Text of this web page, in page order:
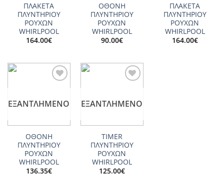
ΠΛΑΚΕΤΑ
ΠΛΥΝΤΗΡΙΟΥ
ΡΟΥΧΩΝ
WHIRLPOOL
164.00€
ΟΘΟΝΗ
ΠΛΥΝΤΗΡΙΟΥ
ΡΟΥΧΩΝ
WHIRLPOOL
90.00€
ΠΛΑΚΕΤΑ
ΠΛΥΝΤΗΡΙΟΥ
ΡΟΥΧΩΝ
WHIRLPOOL
164.00€
ΕΞΑΝΤΛΗΜΈΝΟ
ΟΘΟΝΗ
ΠΛΥΝΤΗΡΙΟΥ
ΡΟΥΧΩΝ
WHIRLPOOL
136.35€
ΕΞΑΝΤΛΗΜΈΝΟ
TIMER
ΠΛΥΝΤΗΡΙΟΥ
ΡΟΥΧΩΝ
WHIRLPOOL
125.00€